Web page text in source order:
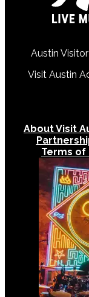
Austin
Visit Austin
About Visit
Terms of